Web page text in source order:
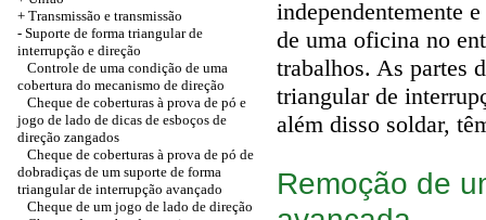
+ Transmissão e transmissão
- Suporte de forma triangular de
interrupção e direção
Controle de uma condição de uma
cobertura do mecanismo de direção
Cheque de coberturas à prova de pó e
jogo de lado de dicas de esboços de
direção zangados
Cheque de coberturas à prova de pó de
dobradiças de um suporte de forma
triangular de interrupção avançado
Cheque de um jogo de lado de direção
independentemente
de uma oficina no
trabalhos. As partes
triangular de
além disso soldar,
Remoção de